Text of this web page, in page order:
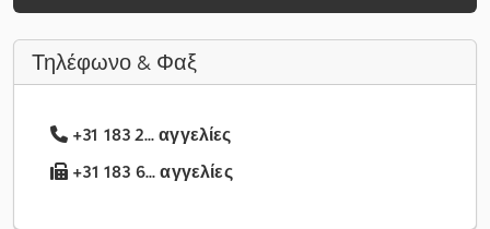
Τηλέφωνο & Φαξ
+31 183 2... αγγελίες
+31 183 6... αγγελίες